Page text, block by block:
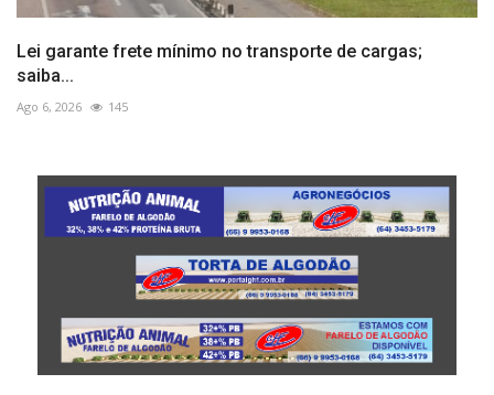
Lei garante frete mínimo no transporte de cargas;
saiba...
Ago 6, 2026 145